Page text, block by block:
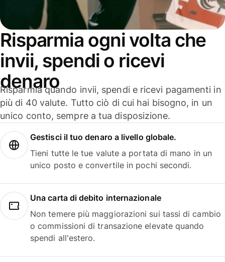
Risparmia ogni volta che
invii, spendi o ricevi
denaro
Risparmia quando invii, spendi e ricevi pagamenti in
più di 40 valute. Tutto ciò di cui hai bisogno, in un
unico conto, sempre a tua disposizione.
Gestisci il tuo denaro a livello globale.
Tieni tutte le tue valute a portata di mano in un
unico posto e convertile in pochi secondi.
Una carta di debito internazionale
Non temere più maggiorazioni sui tassi di cambio
o commissioni di transazione elevate quando
spendi all'estero.